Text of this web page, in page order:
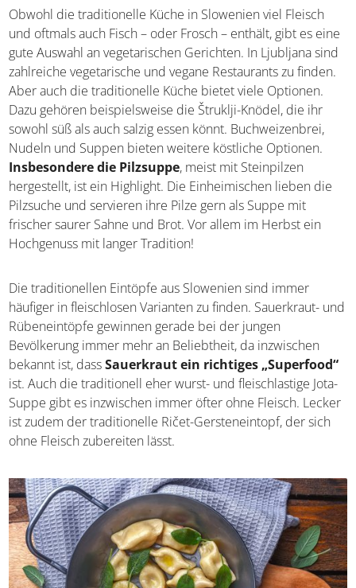
Vegetarische und vegane Spezialitäten
Obwohl die traditionelle Küche in Slowenien viel Fleisch
und oftmals auch Fisch – oder Frosch – enthält, gibt es
eine gute Auswahl an vegetarischen Gerichten. In
Ljubljana sind zahlreiche vegetarische und vegane
Restaurants zu finden. Aber auch die traditionelle Küche
bietet viele Optionen. Dazu gehören beispielsweise die
Štruklji-Knödel, die ihr sowohl süß als auch salzig essen
könnt. Buchweizenbrei, Nudeln und Suppen bieten
weitere köstliche Optionen.Insbesondere die
Pilzsuppe, meist mit Steinpilzen hergestellt, ist ein
Highlight. Die Einheimischen lieben die Pilzsuche und
Sahne und Brot. Vor allem im Herbst ein Hochgenuss mit
langer Tradition!
Die traditionellen Eintöpfe aus Slowenien sind immer
häufiger in fleischlosen Varianten zu finden. Sauerkraut-
und Rübeneintöpfe gewinnen gerade bei der jungen
Bevölkerung immer mehr an Beliebtheit, da inzwischen
bekannt ist, dassSauerkraut ein richtiges
ohne Fleisch. Lecker ist zudem der traditionelle Ričet-
Gersteneintopf, der sich ohne Fleisch zubereiten lässt.